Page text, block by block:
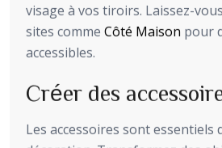
visage à vos tiroirs. Laissez-
sites comme Côté Maison pour
accessibles.
Créer des
Les accessoires sont essentiels